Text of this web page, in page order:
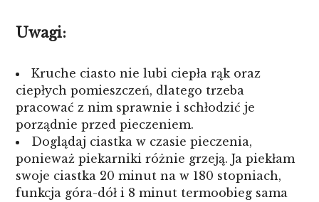
Uwagi:
Kruche ciasto nie lubi ciepła rąk oraz
ciepłych pomieszczeń, dlatego trzeba
pracować z nim sprawnie i schłodzić je
porządnie przed pieczeniem.
Doglądaj ciastka w czasie pieczenia,
ponieważ piekarniki różnie grzeją. Ja piekłam
swoje ciastka 20 minut na w 180 stopniach,
funkcja góra-dół i 8 minut termoobieg sama